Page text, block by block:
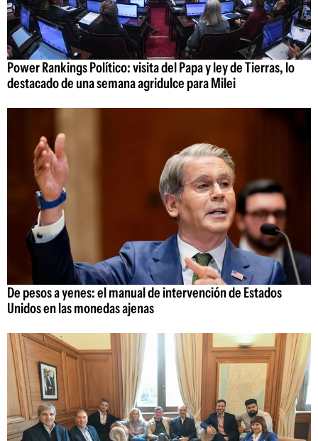
Power Rankings Político: visita del Papa y ley de Tierras, lo
destacado de una semana agridulce para Milei
De pesos a yenes: el manual de intervención de Estados
Unidos en las monedas ajenas